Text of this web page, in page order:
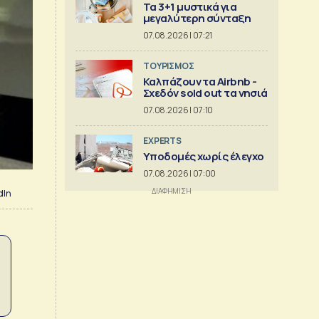
Τα 3+1 μυστικά για
μεγαλύτερη σύνταξη
07.08.2026 | 07:21
ΤΟΥΡΙΣΜΟΣ
Καλπάζουν τα Airbnb -
Σχεδόν sold out τα νησιά
07.08.2026 | 07:10
EXPERTS
Υποδομές χωρίς έλεγχο
07.08.2026 | 07:00